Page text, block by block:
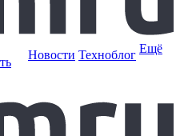
Новости Техноблог Ещё